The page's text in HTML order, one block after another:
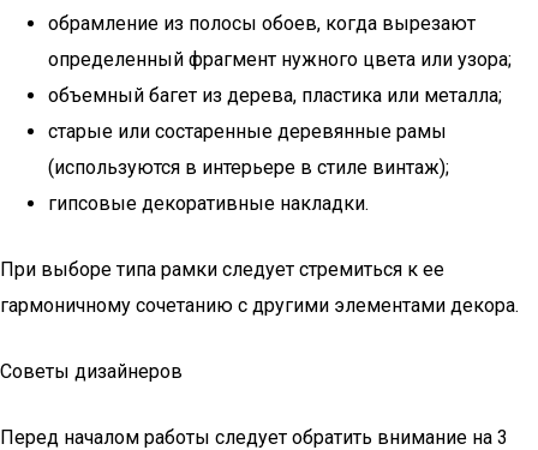
обрамление из полосы обоев, когда вырезают
определенный фрагмент нужного цвета или узора;
объемный багет из дерева, пластика или металла;
старые или состаренные деревянные рамы
(используются в интерьере в стиле винтаж);
гипсовые декоративные накладки.
При выборе типа рамки следует стремиться к ее
гармоничному сочетанию с другими элементами декора.
Советы дизайнеров
Перед началом работы следует обратить внимание на 3